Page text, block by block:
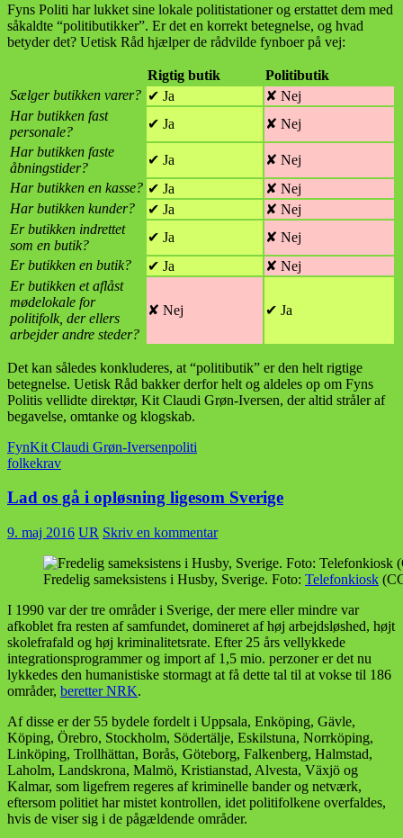
Fyns Politi har lukket sine lokale politistationer og erstattet dem med
såkaldte “politibutikker”. Er det en korrekt betegnelse, og hvad
betyder det? Uetisk Råd hjælper de rådvilde fynboer på vej:
Rigtig butik
Politibutik
Sælger butikken varer? ✔ Ja
✘ Nej
Har butikken fast
personale?
✔ Ja
✘ Nej
Har butikken faste
åbningstider?
✔ Ja
✘ Nej
Har butikken en kasse? ✔ Ja
✘ Nej
Har butikken kunder?
✔ Ja
✘ Nej
Er butikken indrettet
som en butik?
✔ Ja
✘ Nej
Er butikken en butik?
✔ Ja
✘ Nej
Er butikken et aflåst
mødelokale for
politifolk, der ellers
arbejder andre steder?
✘ Nej ✔ Ja
Det kan således konkluderes, at “politibutik” er den helt rigtige
betegnelse. Uetisk Råd bakker derfor helt og aldeles op om Fyns
Politis vellidte direktør, Kit Claudi Grøn-Iversen, der altid stråler af
begavelse, omtanke og klogskab.
FynKit Claudi Grøn-Iversenpoliti
folkekrav
Lad os gå i opløsning ligesom Sverige
9. maj 2016 UR Skriv en kommentar
Fredelig sameksistens i Husby, Sverige. Foto: Telefonkiosk
I 1990 var der tre områder i Sverige, der mere eller mindre var
afkoblet fra resten af samfundet, domineret af høj arbejdsløshed, højt
skolefrafald og høj kriminalitetsrate. Efter 25 års vellykkede
integrationsprogrammer og import af 1,5 mio. perzoner er det nu
lykkedes den humanistiske stormagt at få dette tal til at vokse til 186
områder, beretter NRK.
Af disse er der 55 bydele fordelt i Uppsala, Enköping, Gävle,
Köping, Örebro, Stockholm, Södertälje, Eskilstuna, Norrköping,
Linköping, Trollhättan, Borås, Göteborg, Falkenberg, Halmstad,
Laholm, Landskrona, Malmö, Kristianstad, Alvesta, Växjö og
Kalmar, som ligefrem regeres af kriminelle bander og netværk,
eftersom politiet har mistet kontrollen, idet politifolkene overfaldes,
hvis de viser sig i de pågældende områder.